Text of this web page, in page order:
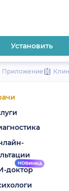
Установить
Приложение
доктор